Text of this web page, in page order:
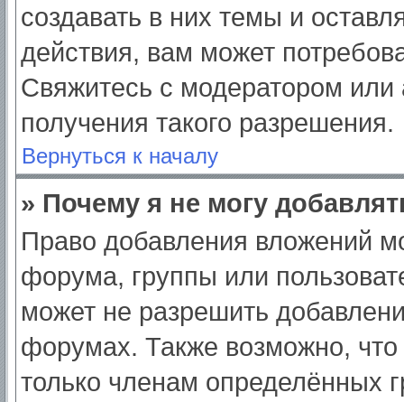
создавать в них темы и
действия, вам может
Свяжитесь с модератором
получения такого разрешения.
Вернуться к началу
» Почему я не могу
Право добавления вложений
форума, группы или
может не разрешить
форумах. Также возможно,
только членам определённых